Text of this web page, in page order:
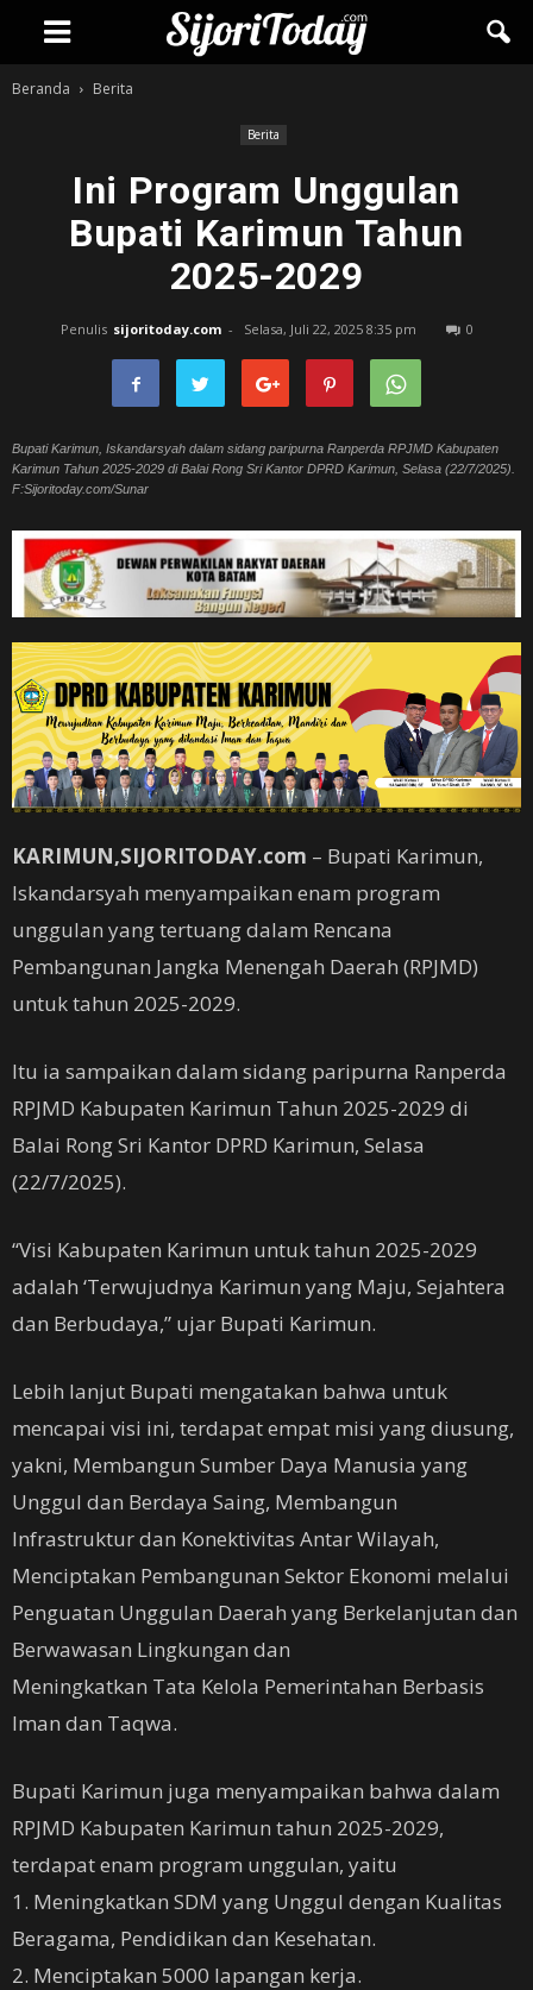
Beranda Berita
Berita
Ini Program Unggulan
Bupati Karimun Tahun
2025-2029
Penulis sijoritoday.com - Selasa, Juli 22, 2025 8:35 pm 0
Bupati Karimun, Iskandarsyah dalam sidang paripurna Ranperda RPJMD Kabupaten
Karimun Tahun 2025-2029 di Balai Rong Sri Kantor DPRD Karimun, Selasa (22/7/2025).
F:Sijoritoday.com/Sunar
KARIMUN,SIJORITODAY.com – Bupati Karimun,
Iskandarsyah menyampaikan enam program
unggulan yang tertuang dalam Rencana
Pembangunan Jangka Menengah Daerah (RPJMD)
untuk tahun 2025-2029.
Itu ia sampaikan dalam sidang paripurna Ranperda
RPJMD Kabupaten Karimun Tahun 2025-2029 di
Balai Rong Sri Kantor DPRD Karimun, Selasa
(22/7/2025).
“Visi Kabupaten Karimun untuk tahun 2025-2029
adalah ‘Terwujudnya Karimun yang Maju, Sejahtera
dan Berbudaya,” ujar Bupati Karimun.
Lebih lanjut Bupati mengatakan bahwa untuk
mencapai visi ini, terdapat empat misi yang diusung,
yakni, Membangun Sumber Daya Manusia yang
Unggul dan Berdaya Saing, Membangun
Infrastruktur dan Konektivitas Antar Wilayah,
Menciptakan Pembangunan Sektor Ekonomi melalui
Penguatan Unggulan Daerah yang Berkelanjutan dan
Berwawasan Lingkungan dan
Meningkatkan Tata Kelola Pemerintahan Berbasis
Iman dan Taqwa.
Bupati Karimun juga menyampaikan bahwa dalam
RPJMD Kabupaten Karimun tahun 2025-2029,
terdapat enam program unggulan, yaitu
1. Meningkatkan SDM yang Unggul dengan Kualitas
Beragama, Pendidikan dan Kesehatan.
2. Menciptakan 5000 lapangan kerja.